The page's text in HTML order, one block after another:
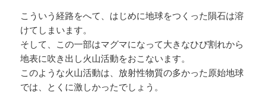
こういう経路をへて、はじめに地球をつくった隕石は溶
けてしまいます。
そして、この一部はマグマになって大きなひび割れから
地表に吹き出し火山活動をおこないます。
このような火山活動は、放射性物質の多かった原始地球
では、とくに激しかったでしょう。